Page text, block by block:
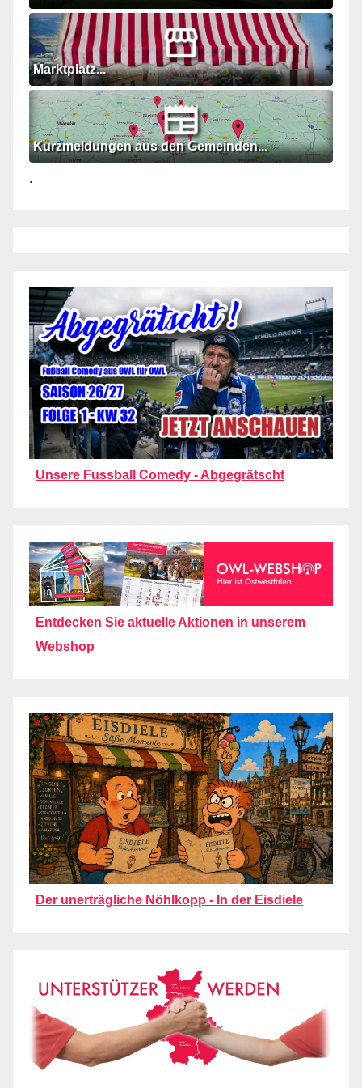
Marktplatz...
Kurzmeldungen aus den Gemeinden...
.
Unsere Fussball Comedy - Abgegrätscht
Entdecken Sie aktuelle Aktionen in unserem
Webshop
Der unerträgliche Nöhlkopp - In der Eisdiele